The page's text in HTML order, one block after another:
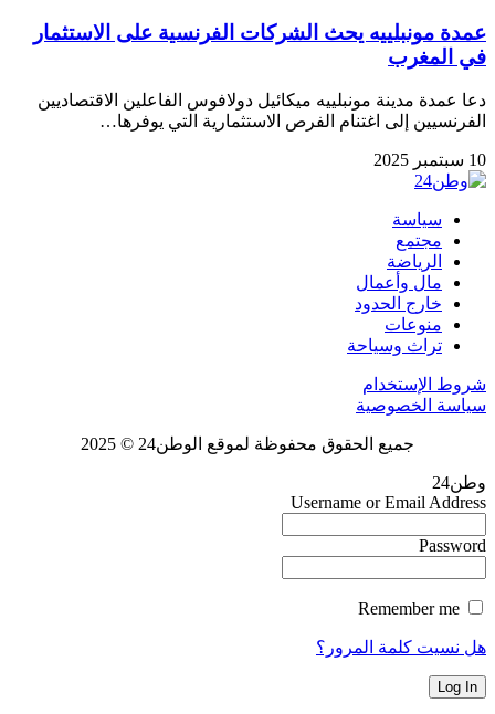
عمدة مونبلييه يحث الشركات الفرنسية على الاستثمار
في المغرب
دعا عمدة مدينة مونبلييه ميكائيل دولافوس الفاعلين الاقتصاديين
الفرنسيين إلى اغتنام الفرص الاستثمارية التي يوفرها…
10 سبتمبر 2025
سياسة
مجتمع
الرياضة
مال وأعمال
خارج الحدود
منوعات
تراث وسياحة
شروط الإستخدام
سياسة الخصوصية
جميع الحقوق محفوظة لموقع الوطن24 © 2025
وطن24
Username or Email Address
Password
هل نسيت كلمة المرور؟